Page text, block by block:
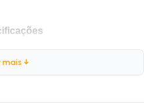
mais ↓